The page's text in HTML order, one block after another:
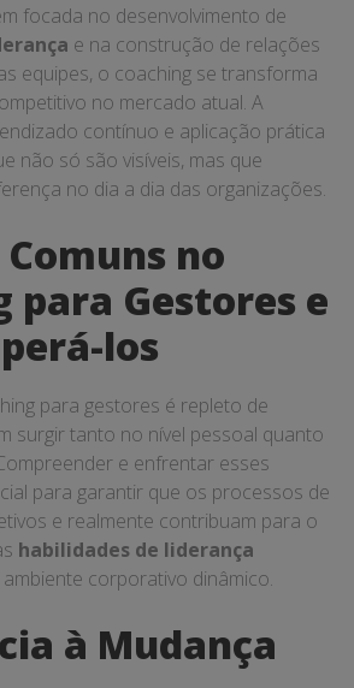
focada no desenvolvimento de
e na construção de relações
equipes, o coaching se transforma
no mercado atual. A
contínuo e aplicação prática
não só são visíveis, mas que
no dia a dia das organizações.
no
para Gestores e
los
para gestores é repleto de
surgir tanto no nível pessoal quanto
e enfrentar esses
para garantir que os processos de
e realmente contribuam para o
habilidades de liderança
corporativo dinâmico.
à Mudança